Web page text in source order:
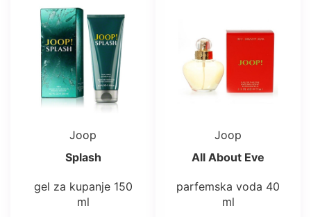
Joop
Splash
gel za kupanje 150
ml
Joop
All About Eve
parfemska voda 40
ml